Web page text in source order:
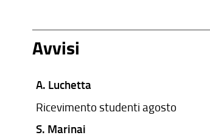
Avvisi
A. Luchetta
Ricevimento studenti agosto
S. Marinai